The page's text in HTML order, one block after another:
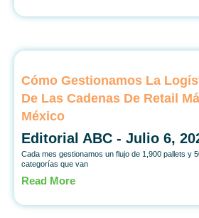
Cómo Gestionamos La
De Las Cadenas De Retail
México
Editorial ABC Julio 6,
Cada mes gestionamos un flujo de 1,900 pallets y
categorías que van
Read More